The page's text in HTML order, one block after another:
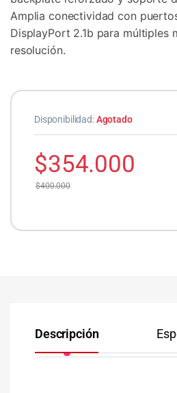
Amplia conectividad con
DisplayPort 2.1b para múltiples
resolución.
Disponibilidad:Agotado
$354.000
$400.000
Descripción